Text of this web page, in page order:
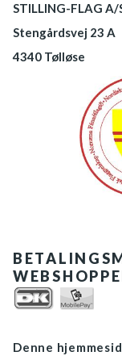
STILLING-FLAG A/
Stengårdsvej 23 A
4340 Tølløse
Denne